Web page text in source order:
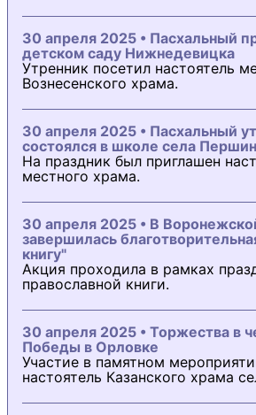
30 апреля 2025 • Пасхальный
детском саду Нижнедевицка
Утренник посетил настоятель
Вознесенского храма.
30 апреля 2025 • Пасхальный
состоялся в школе села
На праздник был приглашен
местного храма.
30 апреля 2025 • В
завершилась
книгу"
Акция проходила в рамках
православной книги.
30 апреля 2025 • Торжества в
Победы в Орловке
Участие в памятном
настоятель Казанского храма